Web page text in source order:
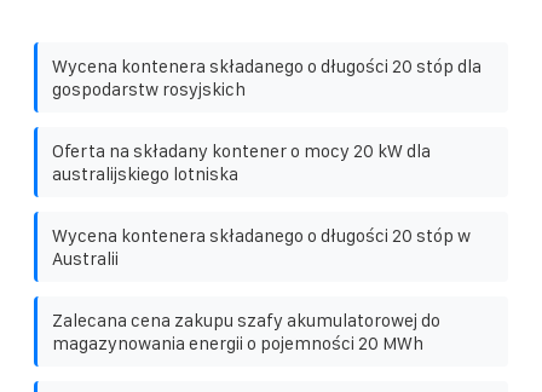
Wycena kontenera składanego o długości 20 stóp dla
gospodarstw rosyjskich
Oferta na składany kontener o mocy 20 kW dla
australijskiego lotniska
Wycena kontenera składanego o długości 20 stóp w
Australii
Zalecana cena zakupu szafy akumulatorowej do
magazynowania energii o pojemności 20 MWh